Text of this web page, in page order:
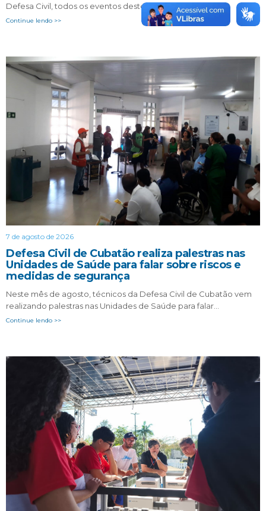
Defesa Civil, todos os eventos deste final de semana…
Continue lendo >>
7 de agosto de 2026
Defesa Civil de Cubatão realiza palestras nas
Unidades de Saúde para falar sobre riscos e
medidas de segurança
Neste mês de agosto, técnicos da Defesa Civil de Cubatão vem
realizando palestras nas Unidades de Saúde para falar…
Continue lendo >>